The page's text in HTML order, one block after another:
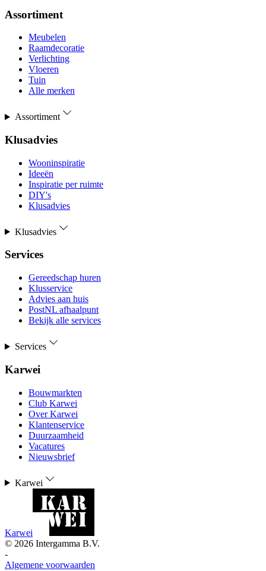
Assortiment
Meubelen
Raamdecoratie
Verlichting
Vloeren
Tuin
Alle merken
Assortiment
Klusadvies
Wooninspiratie
Ideeën
Inspiratie per ruimte
DIY's
Klusadvies
Klusadvies
Services
Gereedschap huren
Klusservice
Advies aan huis
PostNL afhaalpunt
Bekijk alle services
Services
Karwei
Bouwmarkten
Club Karwei
Over Karwei
Klantenservice
Duurzaamheid
Vacatures
Nieuwsbrief
Karwei
Karwei
© 2026 Intergamma B.V.
-
Algemene voorwaarden